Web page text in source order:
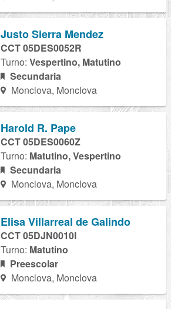
Justo Sierra Mendez
CCT 05DES0052R
Turno: Vespertino, Matutino
Secundaria
Monclova, Monclova
Harold R. Pape
CCT 05DES0060Z
Turno: Matutino, Vespertino
Secundaria
Monclova, Monclova
Elisa Villarreal de Galindo
CCT 05DJN0010I
Turno: Matutino
Preescolar
Monclova, Monclova